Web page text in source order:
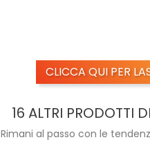
CLICCA QUI PER
16 ALTRI PRODOTTI
Rimani al passo con le